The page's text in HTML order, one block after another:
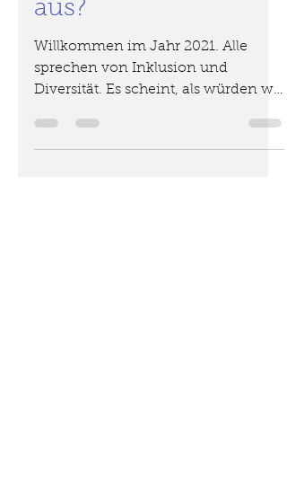
Wie hält das eure ehe
aus?
Willkommen im Jahr 2021. Alle
sprechen von Inklusion und